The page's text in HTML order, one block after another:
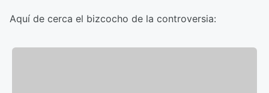
Aquí de cerca el bizcocho de la controversia: